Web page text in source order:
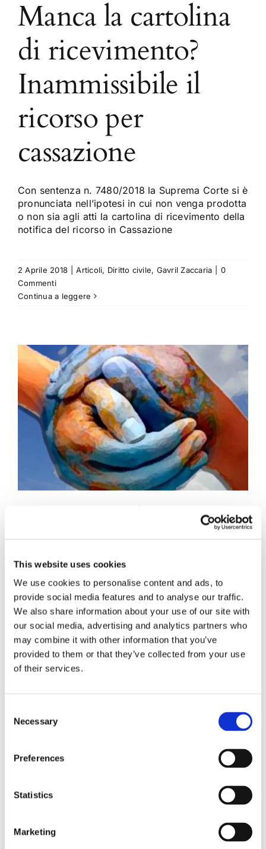
This website uses cookies
We use cookies to personalise content and ads, to
provide social media features and to analyse our traffic.
We also share information about your use of our site with
our social media, advertising and analytics partners who
may combine it with other information that you’ve
provided to them or that they’ve collected from your use
of their services.
Selection
Necessary
Preferences
Statistics
Marketing
Manca la cartolina
di ricevimento?
Inammissibile il
ricorso per
cassazione
Con sentenza n. 7480/2018 la Suprema Corte si è
pronunciata nell’ipotesi in cui non venga prodotta
o non sia agli atti la cartolina di ricevimento della
notifica del ricorso in Cassazione
2 Aprile 2018 Articoli, Diritto civile, Gavril Zaccaria
0
Commenti
Continua a leggere
Ricorso telematico
non leggibile per
guasti e/o errori
tecnici:
inopponibile la
Lo ha stabilito la sentenza CEDU del 31 maggio
Commenti